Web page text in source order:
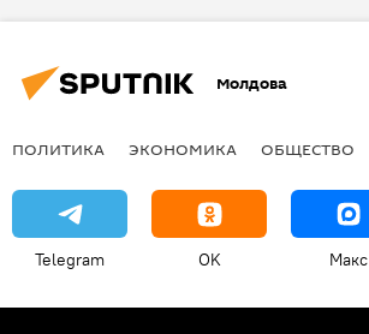
Молдова
ПОЛИТИКА ЭКОНОМИКА ОБЩЕСТВО
Telegram OK Макс